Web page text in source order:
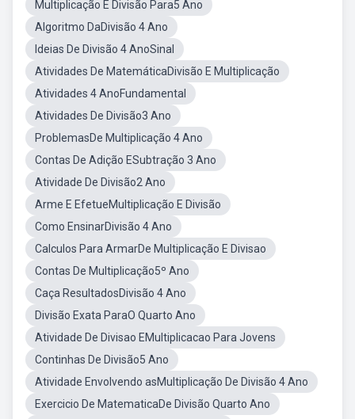
Multiplicação E Divisão Para5 Ano
Algoritmo DaDivisão 4 Ano
Ideias De Divisão 4 AnoSinal
Atividades De MatemáticaDivisão E Multiplicação
Atividades 4 AnoFundamental
Atividades De Divisão3 Ano
ProblemasDe Multiplicação 4 Ano
Contas De Adição ESubtração 3 Ano
Atividade De Divisão2 Ano
Arme E EfetueMultiplicação E Divisão
Como EnsinarDivisão 4 Ano
Calculos Para ArmarDe Multiplicação E Divisao
Contas De Multiplicação5º Ano
Caça ResultadosDivisão 4 Ano
Divisão Exata ParaO Quarto Ano
Atividade De Divisao EMultiplicacao Para Jovens
Continhas De Divisão5 Ano
Atividade Envolvendo asMultiplicação De Divisão 4 Ano
Exercicio De MatematicaDe Divisão Quarto Ano